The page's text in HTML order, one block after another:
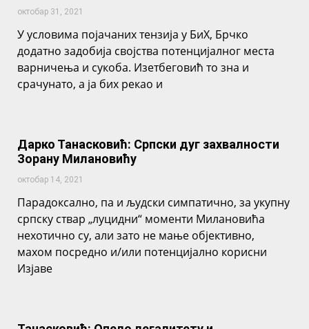
октобар 31, 2021
У условима појачаних тензија у БиХ, Брчко
додатно задобија својства потенцијалног места
варничења и сукоба. Изетбеговић то зна и
срачунато, а ја бих рекао и
Дарко Танасковић: Српски дуг захвалности
Зорану Милановићу
октобар 14, 2021
Парадоксално, па и људски симпатично, за укупну
српску ствар „луцидни“ моменти Милановића
нехотично су, али зато не мање објективно,
махом посредно и/или потенцијално корисни
Изјаве